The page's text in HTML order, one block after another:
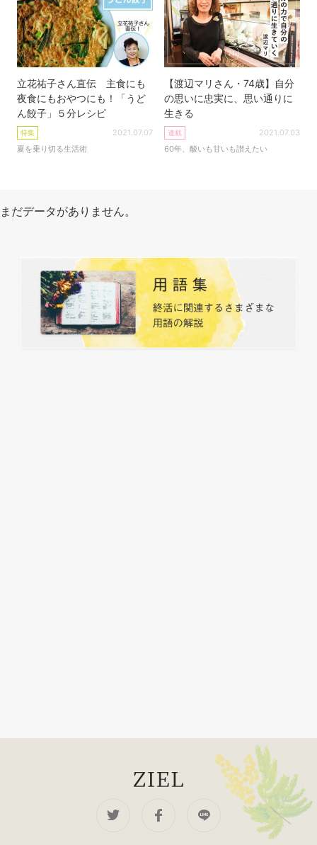
立花祐子さん直伝 主食にも
夜食にもおやつにも！「うど
ん餃子」５分レシピ
特集
夏を乗り切る生活術
2021.07.07
【渡辺マリさん・74歳】自分
の思いに忠実に、思い通りに
生きる
連載
60年、酸いも甘いも讃えたい
2021.07.03
まだデータがありません。